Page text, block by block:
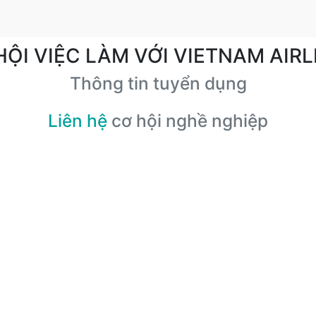
VIỆC LÀM VỚI VIETNAM
Thông tin tuyển dụng
Liên hệ cơ hội nghề nghiệp